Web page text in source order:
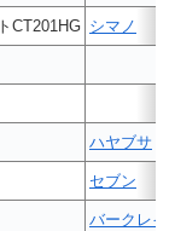
CT201HG シマノ
ハヤブサ
セブン
バークレイ